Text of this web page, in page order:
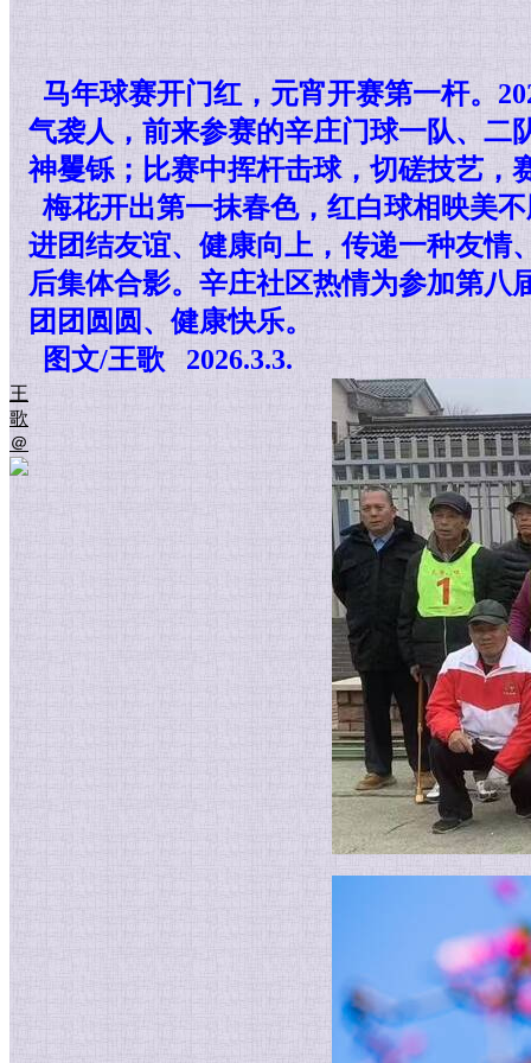
王
歌
＠
马年球赛开门红，元宵开赛第一杆。
气袭人，前来参赛的辛庄门球一队、二
神矍铄；比赛中挥杆击球，切磋技艺，
梅花开出第一抹春色，红白球相映美
进团结友谊、健康向上，传递一种友情
后集体合影。辛庄社区热情为参加第八
团团圆圆、健康快乐。
图文/王歌 2026.3.3.